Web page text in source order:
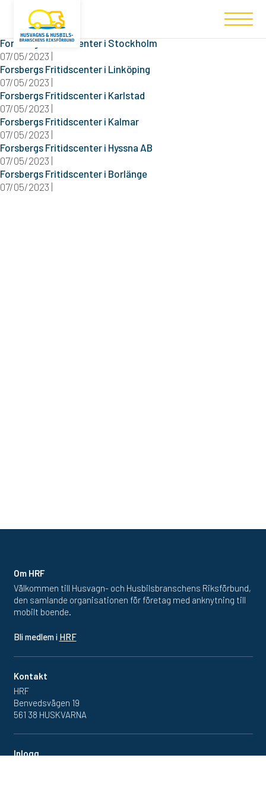
Filtered (6)
Forsbergs Fritidscenter i Stockholm
07/05/2023 |
Forsbergs Fritidscenter i Linköping
07/05/2023 |
Forsbergs Fritidscenter i Karlstad
07/05/2023 |
Forsbergs Fritidscenter i Kalmar
07/05/2023 |
Forsbergs Fritidscenter i Hyssna AB
07/05/2023 |
Forsbergs Fritidscenter i Borlänge
07/05/2023 |
Om HRF
Välkommen till Husvagn- och Husbilsbranschens Riksförbund,
den samlande organisationen för företag med anknytning till
mobilt boende.
Bli medlem i HRF
Kontakt
HRF
Benvedsvägen 19
561 38 HUSKVARNA
Inlogg